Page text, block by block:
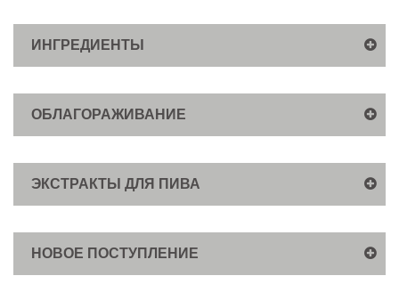
ИНГРЕДИЕНТЫ
ОБЛАГОРАЖИВАНИЕ
ЭКСТРАКТЫ ДЛЯ ПИВА
НОВОЕ ПОСТУПЛЕНИЕ